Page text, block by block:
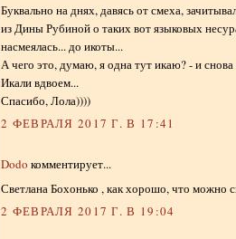
Буквально на днях, давясь от смеха,
из Дины Рубиной о таких вот языковых
насмеялась... до икоты...
А чего это, думаю, я одна тут икаю? - и
Икали вдвоем...
Спасибо, Лола))))
2 ФЕВРАЛЯ 2017 Г. В 17:41
Dodo комментирует...
Светлана Бохонько , как хорошо, что можно
2 ФЕВРАЛЯ 2017 Г. В 19:04